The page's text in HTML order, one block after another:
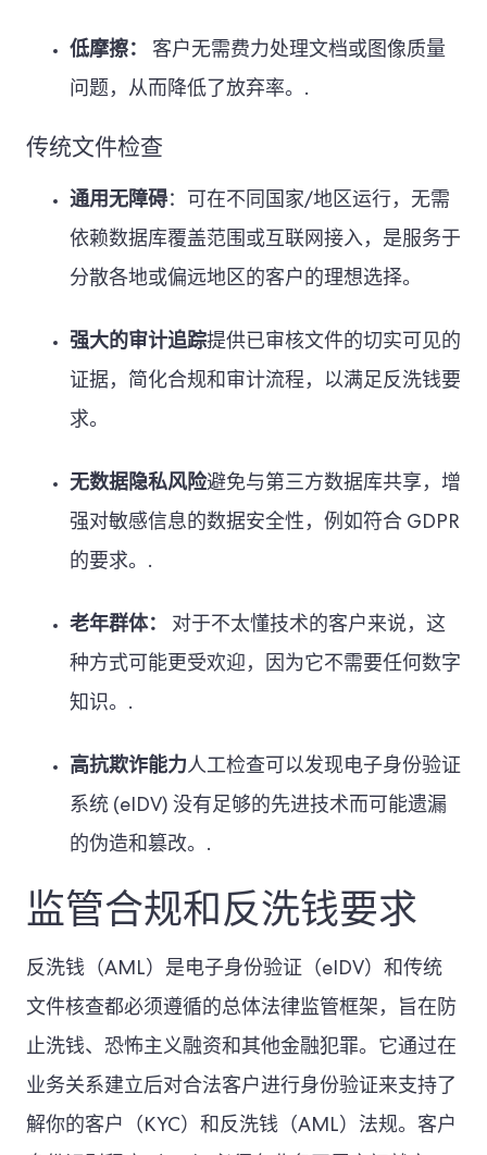
低摩擦：
客户无需费力处理文档或图像质量
问题，从而降低了放弃率。.
传统文件检查
通用无障碍：可在不同国家/地区运行，无需
依赖数据库覆盖范围或互联网接入，是服务于
分散各地或偏远地区的客户的理想选择。
强大的审计追踪提供已审核文件的切实可见的
证据，简化合规和审计流程，以满足反洗钱要
求。
无数据隐私风险避免与第三方数据库共享，增
强对敏感信息的数据安全性，例如符合 GDPR
的要求。.
老年群体：
对于不太懂技术的客户来说，这
种方式可能更受欢迎，因为它不需要任何数字
知识。.
高抗欺诈能力人工检查可以发现电子身份验证
系统 (eIDV) 没有足够的先进技术而可能遗漏
的伪造和篡改。.
监管合规和反洗钱要求
反洗钱（AML）是电子身份验证（eIDV）和传统
文件核查都必须遵循的总体法律监管框架，旨在防
止洗钱、恐怖主义融资和其他金融犯罪。它通过在
业务关系建立后对合法客户进行身份验证来支持了
解你的客户（KYC）和反洗钱（AML）法规。客户